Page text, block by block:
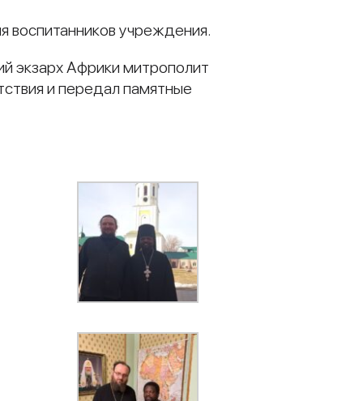
учреждения.
экзарх Африки митрополит
и передал памятные